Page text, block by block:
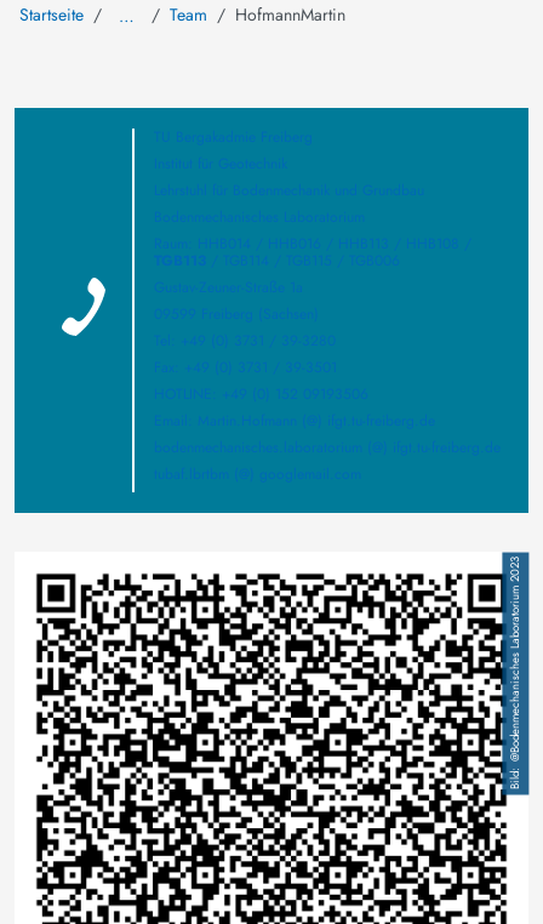
Startseite … Team HofmannMartin
TU Bergakadmie Freiberg
Institut für Geotechnik
Lehrstuhl für Bodenmechanik und Grundbau
Bodenmechanisches Laboratorium
Raum: HHB014 / HHB016 / HHB113 / HHB108 /
TGB113 / TGB114 / TGB115 / TGB006
Gustav-Zeuner-Straße 1a
09599 Freiberg (Sachsen)
Tel: +49 (0) 3731 / 39-3280
Fax: +49 (0) 3731 / 39-3501
HOTLINE: +49 (0) 152 09193506
Email: Martin.Hofmann (@) ifgt.tu-freiberg.de
bodenmechanisches.laboratorium (@) ifgt.tu-freiberg.de
tubaf.lbrtbm (@) googlemail.com
@Bodenmechanisches Laboratorium 2023